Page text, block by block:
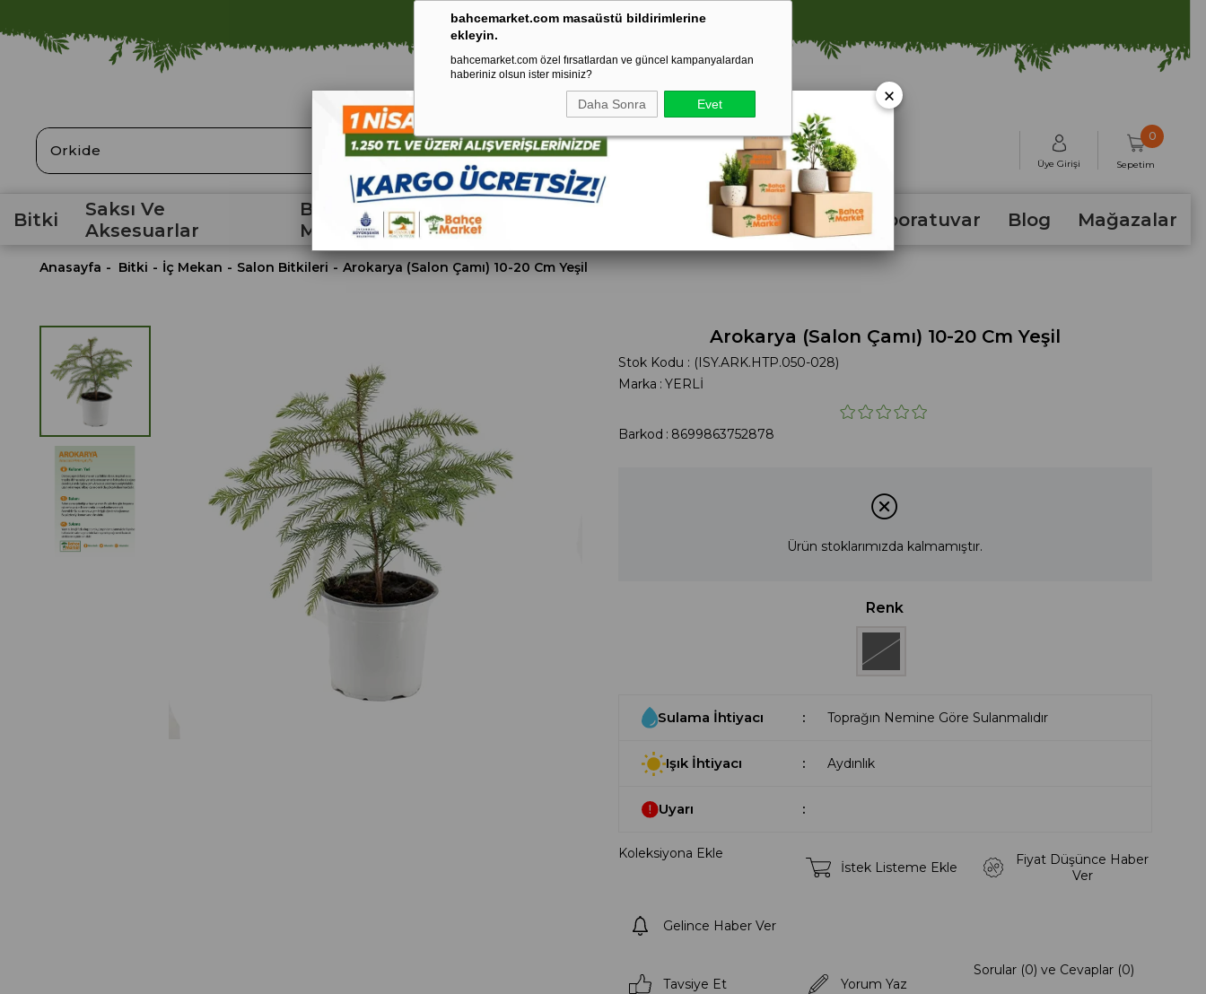
bahcemarket.com masaüstü bildirimlerine
ekleyin.
bahcemarket.com özel fırsatlardan ve güncel kampanyalardan
haberiniz olsun ister misiniz?
Daha Sonra Evet
⚠️ SATIŞLARIMIZ YALNIZCA İSTANBUL İLİ İLE SINIRLIDIR.
ARA
Üye Girişi Sepetim
0
Bitki
Saksı Ve
Aksesuarlar
Bahçe
Malzemeleri
Tohum Laboratuvar Blog Mağazalar
Anasayfa Bitki İç Mekan Salon Bitkileri Arokarya (Salon Çamı) 10-20 Cm Yeşil
Arokarya (Salon Çamı) 10-20 Cm Yeşil
Stok Kodu
(ISY.ARK.HTP.050-028)
Marka : YERLİ
Barkod : 8699863752878
Ürün stoklarımızda kalmamıştır.
Renk
Sulama İhtiyacı Toprağın Nemine Göre Sulanmalıdır
Işık İhtiyacı Aydınlık
Uyarı
Koleksiyona Ekle
İstek Listeme Ekle
Fiyat Düşünce Haber
Ver
Gelince Haber Ver
Tavsiye Et Yorum Yaz
Sorular (0) ve Cevaplar (0)
×